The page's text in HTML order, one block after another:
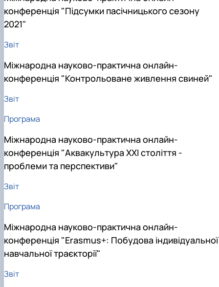
конференція "Підсумки пасічницького сезону
2021"
Звіт
Міжнародна науково-практична онлайн-
конференція "Контрольоване живлення свиней"
Звіт
Програма
Міжнародна науково-практична онлайн-
конференція "Аквакультура ХХІ століття -
проблеми та перспективи"
Звіт
Програма
Міжнародна науково-практична онлайн-
конференція "Erasmus+: Побудова індивідуальної
навчальної траєкторії"
Звіт